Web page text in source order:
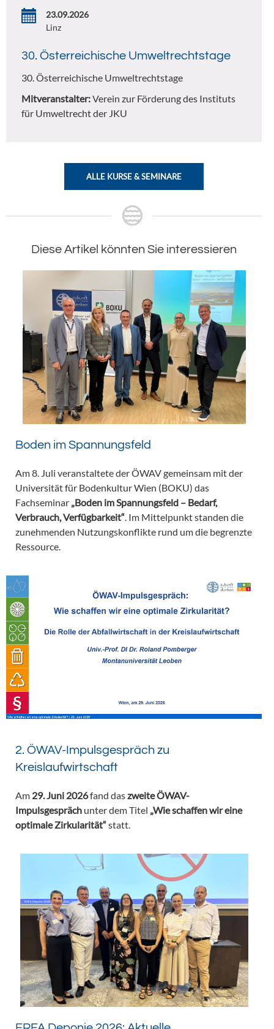
23.09.2026
Linz
30. Österreichische Umweltrechtstage
30. Österreichische Umweltrechtstage
Mitveranstalter:Verein zur Förderung des Instituts
für Umweltrecht der JKU
ALLE KURSE & SEMINARE
Diese Artikel könnten Sie interessieren
Boden im Spannungsfeld
Am 8. Juli veranstaltete der ÖWAV gemeinsam mit der
Universität für Bodenkultur Wien (BOKU) das
Fachseminar „Boden im Spannungsfeld – Bedarf,
Verbrauch, Verfügbarkeit“ . Im Mittelpunkt standen die
zunehmenden Nutzungskonflikte rund um die begrenzte
Ressource.
2. ÖWAV-Impulsgespräch zu
Kreislaufwirtschaft
Am 29. Juni 2026fand daszweite ÖWAV-
Impulsgespräch unter dem Titel „Wie schaffen wir eine
optimale Zirkularität“statt.